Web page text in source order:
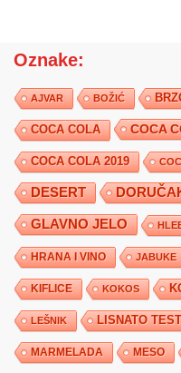
Oznake:
AJVAR BOŽIĆ
COCA COLA COCA
COCA COLA 2019
DESERT
GLAVNO JELO
HRANA I VINO JABUKE
KIFLICE KOKOS
LEŠNIK LISNATO
MARMELADA MESO